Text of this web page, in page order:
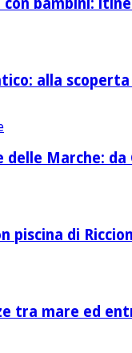
alla
delle Marche: da
piscina di
tra mare ed